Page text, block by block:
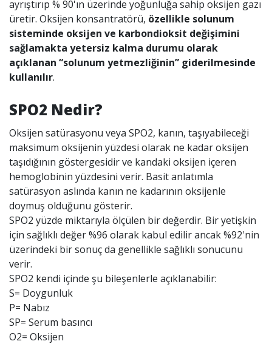
ayrıştırıp % 90'ın üzerinde yoğunluğa sahip oksijen gazı
üretir. Oksijen konsantratörü, özellikle solunum
sisteminde oksijen ve karbondioksit değişimini
sağlamakta yetersiz kalma durumu olarak
açıklanan “solunum yetmezliğinin” giderilmesinde
kullanılır.
SPO2 Nedir?
Oksijen satürasyonu veya SPO2, kanın, taşıyabileceği
maksimum oksijenin yüzdesi olarak ne kadar oksijen
taşıdığının göstergesidir ve kandaki oksijen içeren
hemoglobinin yüzdesini verir. Basit anlatımla
satürasyon aslında kanın ne kadarının oksijenle
doymuş olduğunu gösterir.
SPO2 yüzde miktarıyla ölçülen bir değerdir. Bir yetişkin
için sağlıklı değer %96 olarak kabul edilir ancak %92'nin
üzerindeki bir sonuç da genellikle sağlıklı sonucunu
verir.
SPO2 kendi içinde şu bileşenlerle açıklanabilir:
S= Doygunluk
P= Nabız
SP= Serum basıncı
O2= Oksijen